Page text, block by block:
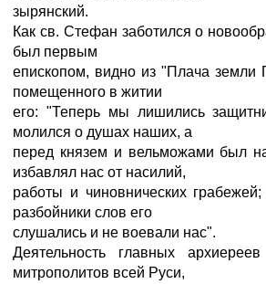
зырянский.
Как св. Стефан заботился о
был первым
епископом, видно из "Плача земли
помещенного в житии
его: "Теперь мы лишились
молился о душах наших, а
перед князем и вельможами был
избавлял нас от насилий,
работы и чиновнических
разбойники слов его
слушались и не воевали нас".
Деятельность главных
митрополитов всей Руси,